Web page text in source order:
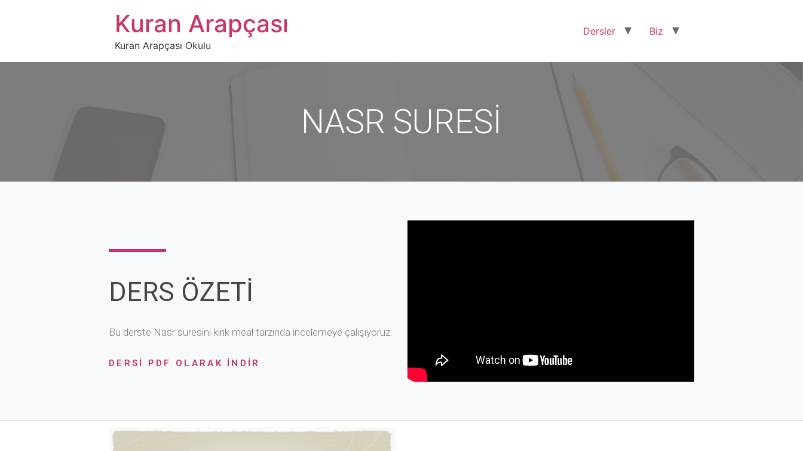
Kuran Arapçası
Kuran Arapçası Okulu
Dersler Biz
NASR SURESİ
DERS ÖZETİ
Bu derste Nasr suresini kırık meal tarzında incelemeye çalışıyoruz.
DERSİ PDF OLARAK İNDİR